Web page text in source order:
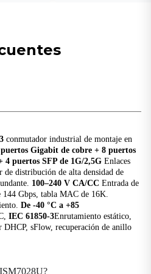
conmutador industrial de montaje en
puertos Gigabit de cobre + 8 puertos
4 puertos SFP de 1G/2,5G Enlaces
de distribución de alta densidad de
100–240 V CA/CC Entrada de
Gbps, tabla MAC de 16K.
De -40 °C a +85
IEC 61850-3Enrutamiento estático,
DHCP, sFlow, recuperación de anillo